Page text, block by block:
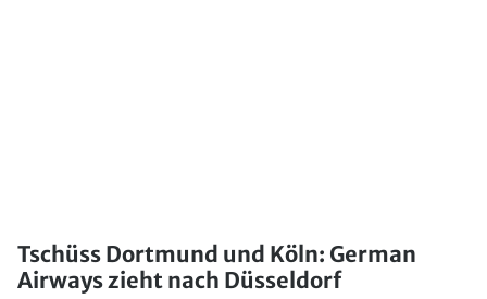
Tschüss Dortmund und Köln: German
Airways zieht nach Düsseldorf